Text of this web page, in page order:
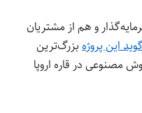
و هم از مشتریان
این پروژه بزرگ‌ترین
مصنوعی در قاره اروپا